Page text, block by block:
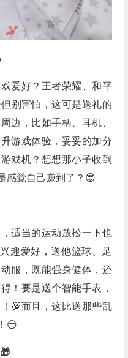
爱好？王者荣耀、和平
别害怕，这可是送礼的
边，比如手柄、耳机、
游戏体验，妥妥的加分
戏机？想想那小子收到
感觉自己赚到了？😎
适当的运动放松一下也
趣爱好，送他篮球、足
服，既能强身健体，还
！要是送个智能手表，
💯而且，这比送那些乱
😒